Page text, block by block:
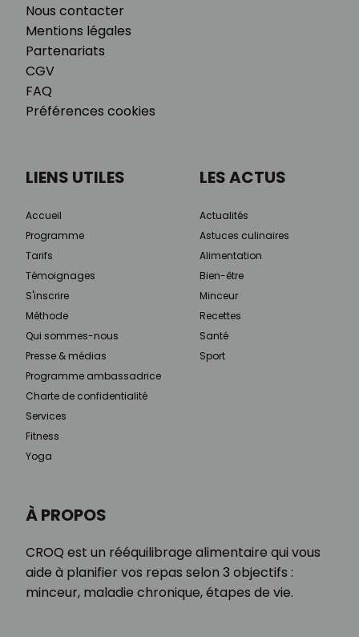
Nous contacter
Mentions légales
Partenariats
CGV
FAQ
Préférences cookies
À PROPOS
CROQ est un rééquilibrage alimentaire qui vous
aide à planifier vos repas selon 3 objectifs :
minceur, maladie chronique, étapes de vie.
LIENS UTILES
Accueil
Programme
Tarifs
Témoignages
S'inscrire
Méthode
Qui sommes-nous
Presse & médias
Programme ambassadrice
Charte de confidentialité
Services
Fitness
Yoga
LES ACTUS
Actualités
Astuces culinaires
Alimentation
Bien-être
Minceur
Recettes
Santé
Sport